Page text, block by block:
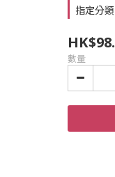
指定分
數量